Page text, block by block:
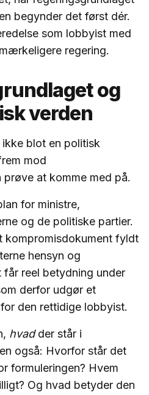
begynder det først dér.
som lobbyist med
regering.
og
verden
ikke blot en politisk
mod
prøve at komme med på.
for ministre,
og de politiske partier.
kompromisdokument fyldt
hensyn og
reel betydning under
derfor udgør et
den rettidige lobbyist.
hvadder står i
også: Hvorfor står det
formuleringen? Hvem
Og hvad betyder den